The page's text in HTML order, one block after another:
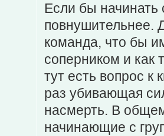
Если бы начинать
повнушительнее.
команда, что бы
соперником и
тут есть вопрос
раз убивающая
насмерть. В
начинающие с